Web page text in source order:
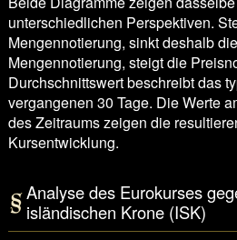
unterschiedlichen Perspektiven.
Mengennotierung, sinkt deshalb
Mengennotierung, steigt die
Durchschnittswert beschreibt das
vergangenen 30 Tage. Die Werte
des Zeitraums zeigen die
Kursentwicklung.
Analyse des Eurokurses
isländischen Krone (ISK)